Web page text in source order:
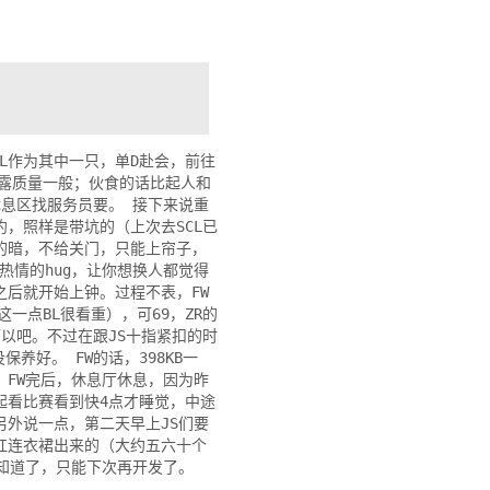
为其中一只，单D赴会，前往
质量一般；伙食的话比起人和
区找服务员要。 接下来说重
照样是带坑的（上次去SCL已
，不给关门，只能上帘子，
情的hug，让你想换人都觉得
就开始上钟。过程不表，FW
一点BL很看重），可69，ZR的
吧。不过在跟JS十指紧扣的时
养好。 FW的话，398KB一
完后，休息厅休息，因为昨
看比赛看到快4点才睡觉，中途
外说一点，第二天早上JS们要
连衣裙出来的（大约五六十个
了，只能下次再开发了。